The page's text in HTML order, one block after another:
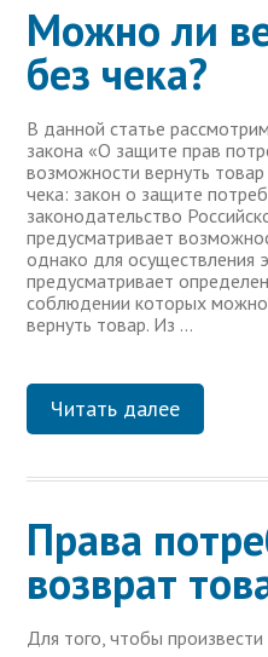
Можно ли
без чека?
В данной статье
закона «О защите прав
возможности вернуть
чека: закон о защите
законодательство
предусматривает
однако для осуществления
предусматривает
соблюдении которых
вернуть товар. Из …
Читать далее
Права
возврат
Для того, чтобы